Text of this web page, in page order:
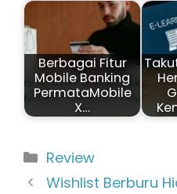
Berbagai Fitur
Mobile Banking
PermataMobile
X…
Kategori
Review
Wishlist Berburu